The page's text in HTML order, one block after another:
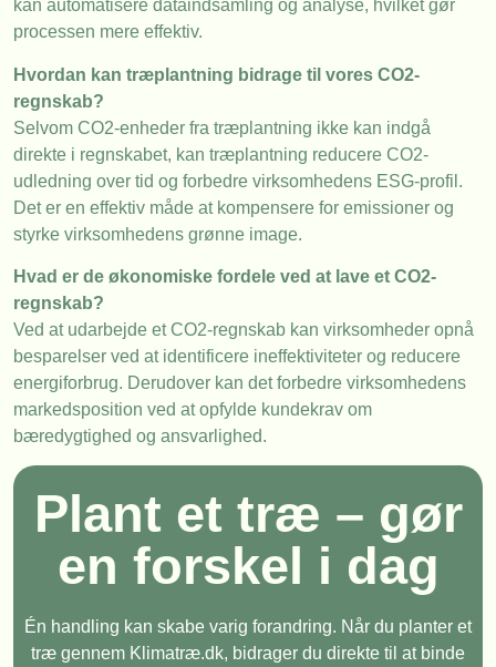
kan automatisere dataindsamling og analyse, hvilket gør
processen mere effektiv.
Hvordan kan træplantning bidrage til vores CO2-
regnskab?
Selvom CO2-enheder fra træplantning ikke kan indgå
direkte i regnskabet, kan træplantning reducere CO2-
udledning over tid og forbedre virksomhedens ESG-profil.
Det er en effektiv måde at kompensere for emissioner og
styrke virksomhedens grønne image.
Hvad er de økonomiske fordele ved at lave et CO2-
regnskab?
Ved at udarbejde et CO2-regnskab kan virksomheder opnå
besparelser ved at identificere ineffektiviteter og reducere
energiforbrug. Derudover kan det forbedre virksomhedens
markedsposition ved at opfylde kundekrav om
bæredygtighed og ansvarlighed.
Plant et træ – gør
en forskel i dag
Én handling kan skabe varig forandring. Når du planter et
træ gennem Klimatræ.dk, bidrager du direkte til at binde